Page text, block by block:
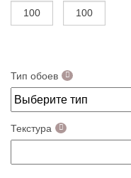
Тип обоев
Текстура